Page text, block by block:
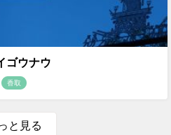
ゴウナウ
香取
と見る